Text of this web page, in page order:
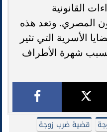
القانونية
المصري. وتعد هذه
الأسرية التي تثير
بسبب شهرة الأطراف
قضية ضرب زوجة